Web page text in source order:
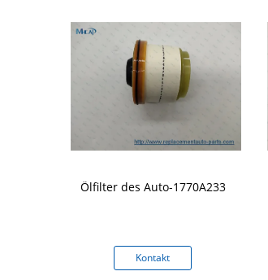
Ölfilter des Auto-1770A233
Kontakt